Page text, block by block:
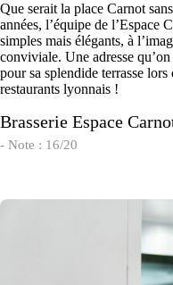
Que serait la place Carnot
années, l’équipe de l’Espace
simples mais élégants, à
conviviale. Une adresse
pour sa splendide terrasse
restaurants lyonnais !
Brasserie Espace
- Note : 16/20